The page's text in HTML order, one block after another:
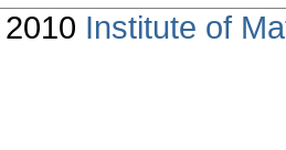
Institute of